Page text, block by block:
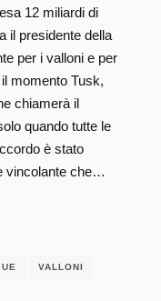
12 miliardi di
il presidente della
per i valloni e per
momento Tusk,
chiamerà il
quando tutte le
è stato
vincolante che…
UE VALLONI